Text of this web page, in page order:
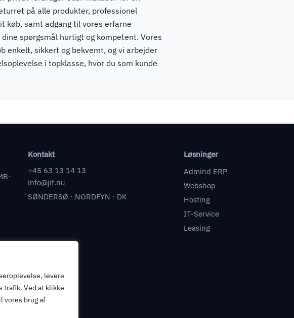
levere
trafik. Ved at klikke
vores brug af
på alle produkter, professionel
køb, samt adgang til vores erfarne
spørgsmål hurtigt og kompetent. Vores
enkelt, sikkert og bekvemt, og vi arbejder
i topklasse, hvor du som kunde
Kontakt
+45 63 13 14 13
info@jit.nu
SØNDERSØ · NORDFYN · DK
Løsninger
Admind ERP
Webshop
Hosting
IT-Service
Leasing